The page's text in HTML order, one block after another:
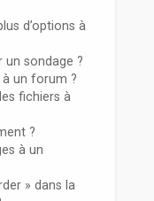
d’options à
sondage ?
à un forum ?
fichiers à
?
à un
» dans la